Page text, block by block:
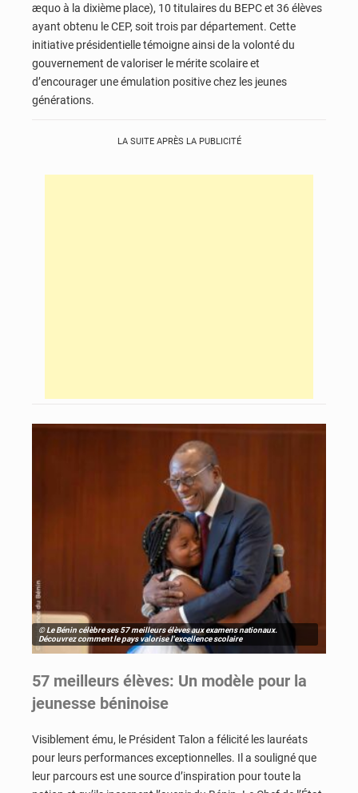
æquo à la dixième place), 10 titulaires du BEPC et 36 élèves
ayant obtenu le CEP, soit trois par département. Cette
initiative présidentielle témoigne ainsi de la volonté du
gouvernement de valoriser le mérite scolaire et
d’encourager une émulation positive chez les jeunes
générations.
LA SUITE APRÈS LA PUBLICITÉ
© Le Bénin célèbre ses 57 meilleurs élèves aux examens nationaux.
Découvrez comment le pays valorise l'excellence scolaire
57 meilleurs élèves: Un modèle pour la
jeunesse béninoise
Visiblement ému, le Président Talon a félicité les lauréats
pour leurs performances exceptionnelles. Il a souligné que
leur parcours est une source d’inspiration pour toute la